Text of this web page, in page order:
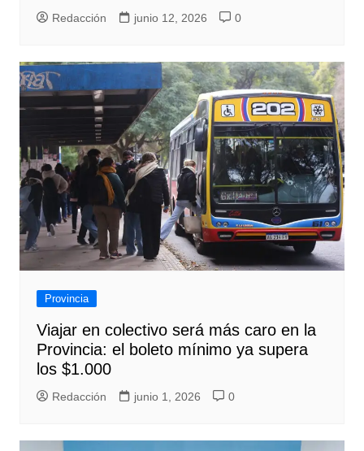
Redacción junio 12, 2026 0
Provincia
Viajar en colectivo será más caro en la
Provincia: el boleto mínimo ya supera
los $1.000
Redacción junio 1, 2026 0